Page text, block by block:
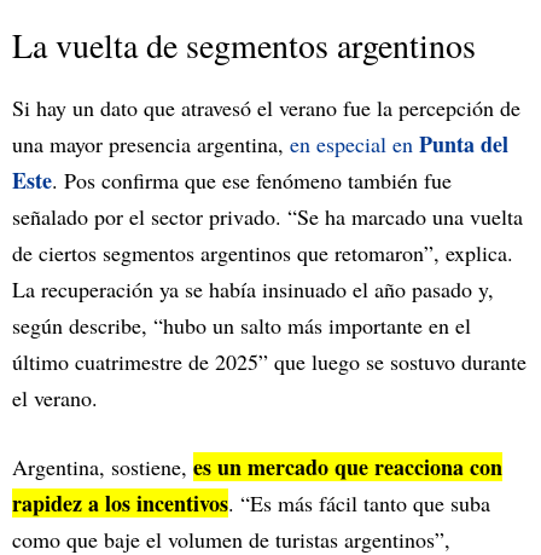
La vuelta de segmentos argentinos
Si hay un dato que atravesó el verano fue la percepción de
una mayor presencia argentina, en especial en Punta del
Este. Pos confirma que ese fenómeno también fue
señalado por el sector privado. “Se ha marcado una vuelta
de ciertos segmentos argentinos que retomaron”, explica.
La recuperación ya se había insinuado el año pasado y,
según describe, “hubo un salto más importante en el
último cuatrimestre de 2025” que luego se sostuvo durante
el verano.
Argentina, sostiene, es un mercado que reacciona con
rapidez a los incentivos. “Es más fácil tanto que suba
como que baje el volumen de turistas argentinos”,